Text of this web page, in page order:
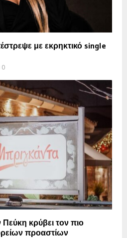
με εκρηκτικό single
0
κρύβει τον πιο
προαστίων